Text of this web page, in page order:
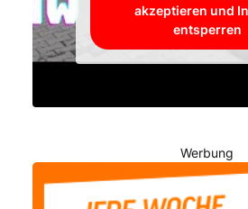
akzeptieren und
entsperren
Werbung